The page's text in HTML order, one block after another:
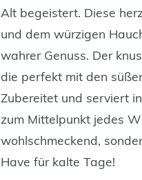
Alt begeistert. Diese
und dem würzigen
wahrer Genuss. Der
die perfekt mit den
Zubereitet und serviert
zum Mittelpunkt jedes
wohlschmeckend,
Have für kalte Tage!